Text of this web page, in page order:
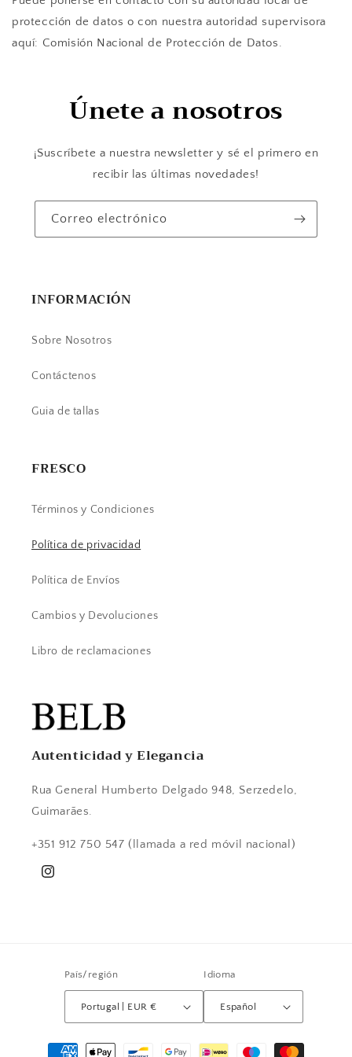
protección de datos o con nuestra autoridad supervisora ​​
aquí: Comisión Nacional de Protección de Datos.
Únete a nosotros
¡Suscríbete a nuestra newsletter y sé el primero en
recibir las últimas novedades!
Correo electrónico
INFORMACIÓN
Sobre Nosotros
Contáctenos
Guia de tallas
FRESCO
Términos y Condiciones
Política de privacidad
Política de Envíos
Cambios y Devoluciones
Libro de reclamaciones
Autenticidad y Elegancia
Rua General Humberto Delgado 948, Serzedelo,
Guimarães.
+351 912 750 547 (llamada a red móvil nacional)
Instagram
País/región
Portugal | EUR €
Idioma
Español
Formas